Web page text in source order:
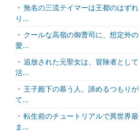
・ 無名の三流テイマーは王都のはず
り...
・ クールな高嶺の御曹司に、想定外
愛...
・ 追放された元聖女は、冒険者とし
活...
・ 王子殿下の慕う人。諦めるつもり
て...
・ 転生前のチュートリアルで異世界
ま...